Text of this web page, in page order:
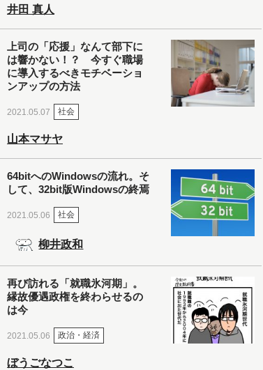
井田 真人
上司の「応援」なんて部下に
は響かない！？ 今すぐ職場
に導入するべきモチベーショ
ンアップの方法
2021.05.07 社会
山本マサヤ
64bitへのWindowsの流れ。そ
して、32bit版Windowsの終焉
2021.05.06 社会
柳井政和
再び訪れる「就職氷河期」。
縁故優遇政権を終わらせるの
は今
2021.05.06 政治・経済
ぼうごなつこ